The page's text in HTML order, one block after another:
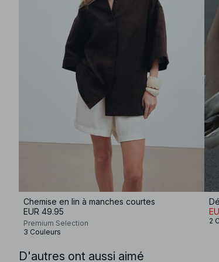
Chemise en lin à manches courtes
EUR 49.95
Premium Selection
3 Couleurs
2
D'autres ont aussi aimé